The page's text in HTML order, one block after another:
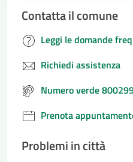
Contatta il comune
Leggi le domande
Richiedi assistenza
Numero verde
Prenota
Problemi in città